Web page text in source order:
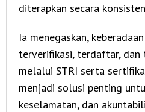
diterapkan secara
Ia menegaskan,
terverifikasi, terdaftar, dan
melalui STRI serta
menjadi solusi penting
keselamatan, dan